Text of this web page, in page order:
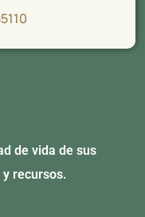
de vida de sus
recursos.